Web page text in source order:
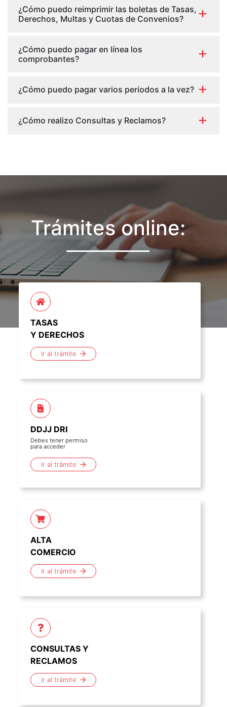
¿Cómo puedo reimprimir las boletas de Tasas,
Derechos, Multas y Cuotas de Convenios?
¿Cómo puedo pagar en línea los
comprobantes?
¿Cómo puedo pagar varios períodos a la vez?
¿Cómo realizo Consultas y Reclamos?
Trámites online:
TASAS
Y DERECHOS
Ir al trámite
DDJJ DRI
Debes tener permiso
para acceder
Ir al trámite
ALTA
COMERCIO
Ir al trámite
CONSULTAS Y
RECLAMOS
Ir al trámite